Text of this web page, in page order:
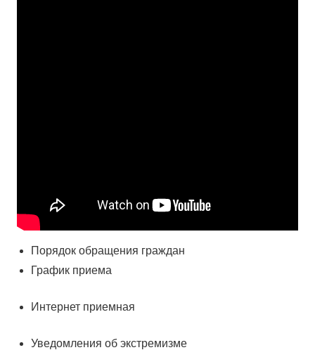
Порядок обращения граждан
График приема
Интернет приемная
Уведомления об экстремизме